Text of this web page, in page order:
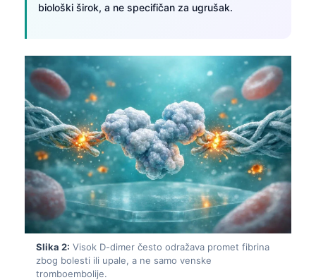
biološki širok, a ne specifičan za ugrušak.
Slika 2: Visok D-dimer često odražava promet fibrina
zbog bolesti ili upale, a ne samo venske
tromboembolije.